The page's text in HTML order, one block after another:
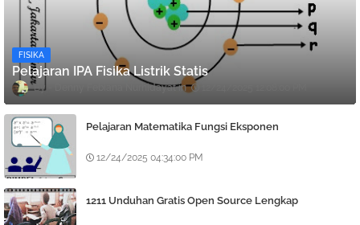
FISIKA
Pelajaran IPA Fisika Listrik Statis
Denny Febiana Nurhidayat
Pelajaran Matematika Fungsi Eksponen
12/24/2025 04:34:00 PM
1211 Unduhan Gratis Open Source Lengkap